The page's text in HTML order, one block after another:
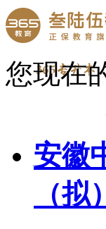
您现在
安徽
（拟）